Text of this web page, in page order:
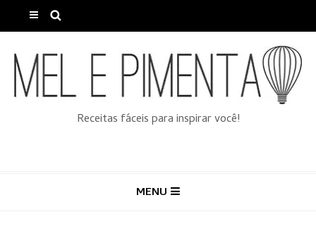
Receitas fáceis para inspirar você!
MENU